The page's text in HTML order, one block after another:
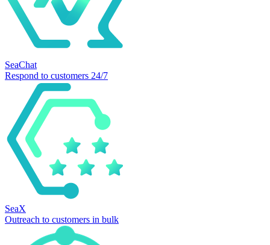
SeaChat
Respond to customers 24/7
SeaX
Outreach to customers in bulk